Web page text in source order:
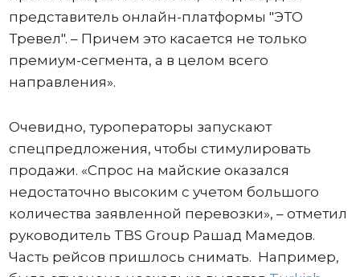
представитель онлайн-платформы "ЭТО
Тревел". – Причем это касается не только
премиум-сегмента, а в целом всего
направления».
Очевидно, туроператоры запускают
спецпредложения, чтобы стимулировать
продажи. «Спрос на майские оказался
недостаточно высоким с учетом большого
количества заявленной перевозки», – отметил
руководитель TBS Group Рашад Мамедов.
Часть рейсов пришлось снимать. Например,